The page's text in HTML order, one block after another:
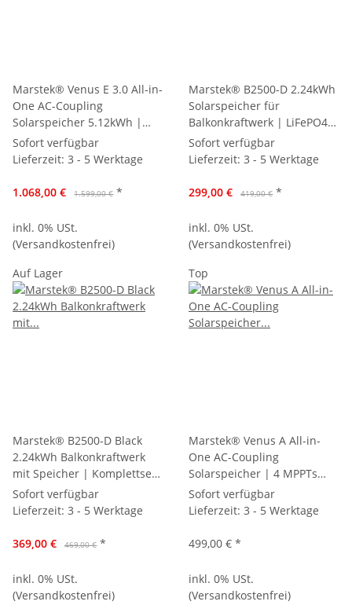
Marstek® Venus E 3.0 All-in-
One AC-Coupling
Solarspeicher 5.12kWh |
Premium Balkonspeicher
Komplettset
Sofort verfügbar
Lieferzeit: 3 - 5 Werktage
1.068,00 € 1.599,00 € *
inkl. 0% USt.
(Versandkostenfrei)
Marstek® B2500-D 2.24kWh
Solarspeicher für
Balkonkraftwerk | LiFePO4
Batterieerweiterung mit
max. 2x800W PV-Eingang
Sofort verfügbar
Lieferzeit: 3 - 5 Werktage
299,00 € 419,00 € *
inkl. 0% USt.
(Versandkostenfrei)
Auf Lager
Marstek® B2500-D Black
2.24kWh Balkonkraftwerk
mit Speicher | Komplettset
mit 800W Wechselrichter &
5m BC-Kabel
Sofort verfügbar
Lieferzeit: 3 - 5 Werktage
369,00 € 469,00 € *
inkl. 0% USt.
(Versandkostenfrei)
Top
Marstek® Venus A All-in-
One AC-Coupling
Solarspeicher | 4 MPPTs
max. 2400W PV-Eingang &
1200W AC-Kopplung für
Sofort verfügbar
Lieferzeit: 3 - 5 Werktage
499,00 € *
inkl. 0% USt.
(Versandkostenfrei)